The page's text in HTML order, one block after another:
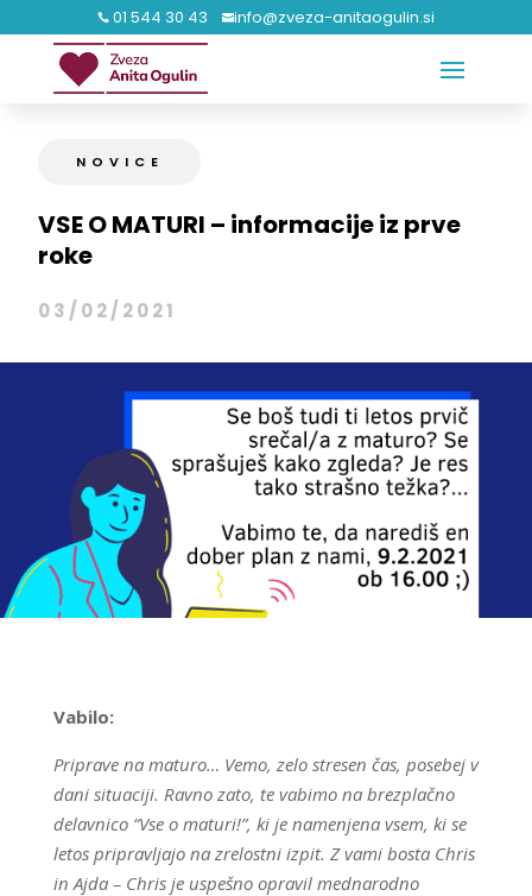
 01 544 30 43 info@zveza-anitaogulin.si
NOVICE
VSE O MATURI – informacije iz prve
roke
03/02/2021
Vabilo:
Priprave na maturo… Vemo, zelo stresen čas, posebej v
dani situaciji. Ravno zato, te vabimo na brezplačno
delavnico “Vse o maturi!”, ki je namenjena vsem, ki se
letos pripravljajo na zrelostni izpit. Z vami bosta Chris
in Ajda – Chris je uspešno opravil mednarodno